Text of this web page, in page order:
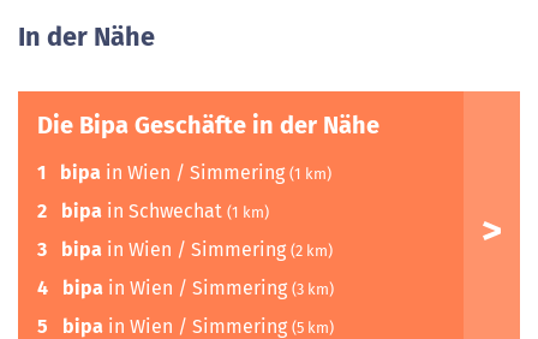
In der Nähe
Die Bipa Geschäfte in der Nähe
1 bipa in Wien / Simmering (1 km)
2 bipa in Schwechat (1 km)
3 bipa in Wien / Simmering (2 km)
4 bipa in Wien / Simmering (3 km)
5 bipa in Wien / Simmering (5 km)